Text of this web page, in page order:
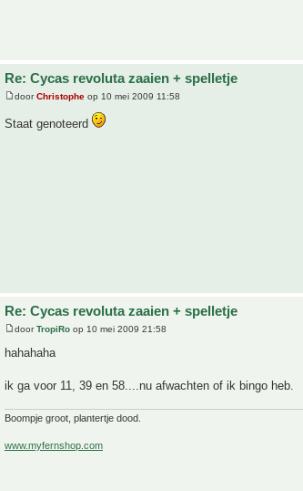
Re: Cycas revoluta zaaien + spelletje
doorChristophe op 10 mei 2009 11:58
Staat genoteerd
Re: Cycas revoluta zaaien + spelletje
doorTropiRo op 10 mei 2009 21:58
hahahaha
ik ga voor 11, 39 en 58....nu afwachten of ik bingo heb.
Boompje groot, plantertje dood.
www.myfernshop.com